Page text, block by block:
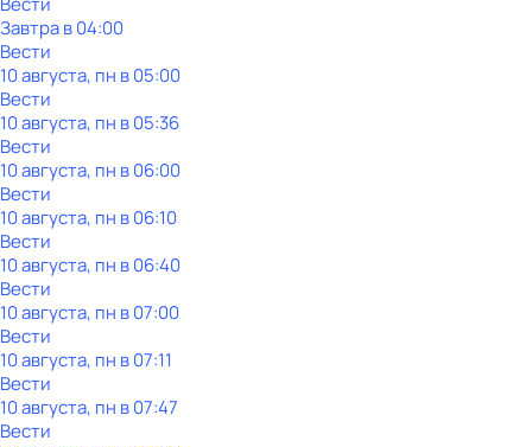
Завтра в 04:00
Вести
10 августа, пн в 05:00
Вести
10 августа, пн в 05:36
Вести
10 августа, пн в 06:00
Вести
10 августа, пн в 06:10
Вести
10 августа, пн в 06:40
Вести
10 августа, пн в 07:00
Вести
10 августа, пн в 07:11
Вести
10 августа, пн в 07:47
Вести